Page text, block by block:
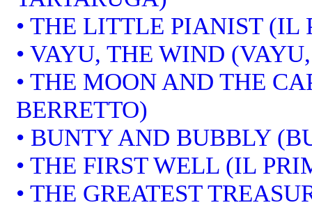
• THE LITTLE PIANIST (IL
• VAYU, THE WIND
• THE MOON AND THE
BERRETTO)
• BUNTY AND BUBBLY
• THE FIRST WELL (IL
• THE GREATEST